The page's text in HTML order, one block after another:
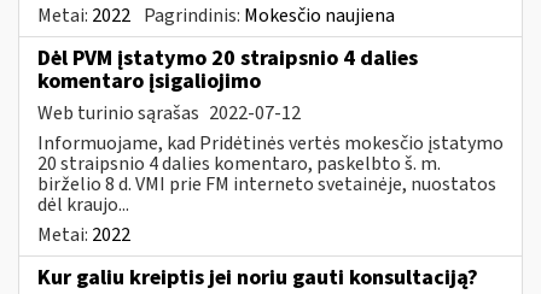
Metai: 2022 Pagrindinis: Mokesčio naujiena
Dėl PVM įstatymo 20 straipsnio 4 dalies
komentaro įsigaliojimo
Web turinio sąrašas 2022-07-12
Informuojame, kad Pridėtinės vertės mokesčio įstatymo
20 straipsnio 4 dalies komentaro, paskelbto š. m.
birželio 8 d. VMI prie FM interneto svetainėje, nuostatos
dėl kraujo...
Metai: 2022
Kur galiu kreiptis jei noriu gauti konsultaciją?